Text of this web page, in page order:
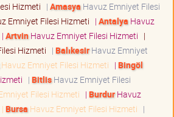
Hizmeti | Amasya Havuz Emniyet Filesi
Emniyet Filesi Hizmeti | Antalya Havuz
| ArtvinHavuz Emniyet Filesi Hizmeti |
Hizmeti | BalıkesirHavuz Emniyet
Havuz Emniyet Filesi Hizmeti | Bingöl
| BitlisHavuz Emniyet Filesi
Filesi Hizmeti | BurdurHavuz
| Bursa Havuz Emniyet Filesi Hizmeti |